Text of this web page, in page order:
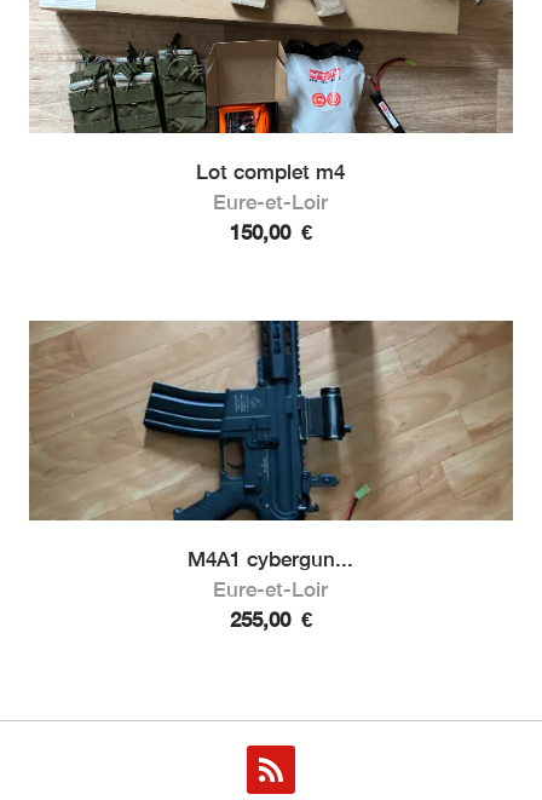
Lot complet m4
Eure-et-Loir
150,00 €
M4A1 cybergun...
Eure-et-Loir
255,00 €